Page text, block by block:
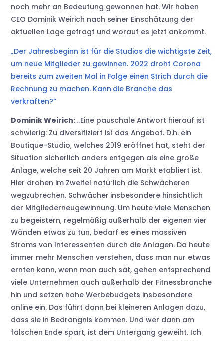
noch mehr an Bedeutung gewonnen hat. Wir haben
CEO Dominik Weirich nach seiner Einschätzung der
aktuellen Lage gefragt und worauf es jetzt ankommt.
„Der Jahresbeginn ist für die Studios die wichtigste Zeit,
um neue Mitglieder zu gewinnen. 2022 droht Corona
bereits zum zweiten Mal in Folge einen Strich durch die
Rechnung zu machen. Kann die Branche das
verkraften?“
Dominik Weirich: „Eine pauschale Antwort hierauf ist
schwierig: Zu diversifiziert ist das Angebot. D.h. ein
Boutique-Studio, welches 2019 eröffnet hat, steht der
Situation sicherlich anders entgegen als eine große
Anlage, welche seit 20 Jahren am Markt etabliert ist.
Hier drohen im Zweifel natürlich die Schwächeren
wegzubrechen. Schwächer insbesondere hinsichtlich
der Mitgliederneugewinnung. Um heute viele Menschen
zu begeistern, regelmäßig außerhalb der eigenen vier
Wänden etwas zu tun, bedarf es eines massiven
Stroms von Interessenten durch die Anlagen. Da heute
immer mehr Menschen verstehen, dass man nur etwas
ernten kann, wenn man auch sät, gehen entsprechend
viele Unternehmen auch außerhalb der Fitnessbranche
hin und setzen hohe Werbebudgets insbesondere
online ein. Das führt dann bei kleineren Anlagen dazu,
dass sie in Bedrängnis kommen. Und wer dann am
falschen Ende spart, ist dem Untergang geweiht. Ich